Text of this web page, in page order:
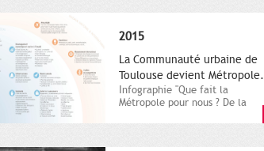
2015
La Communauté urbaine de
Toulouse devient Métropole.
Infographie "Que fait la
Métropole pour nous ? De la